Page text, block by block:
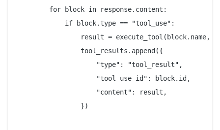
        for block in response.content:
            if block.type == "tool_use":
result = execute_tool(block.name,
                tool_results.append({
                    "type": "tool_result",
                    "tool_use_id": block.id,
                    "content": result,
                })